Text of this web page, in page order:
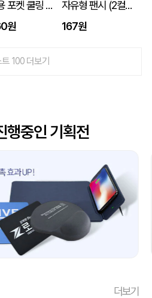
캠핑용 포켓 쿨링 300D PEVA 보냉 쿨링 방수백
원
자유형 팬시 (2컬러) 부채 150&#8709;~190&#8709; (손잡이110mm)
167원
100 더보기
행중인 기획전
더보기